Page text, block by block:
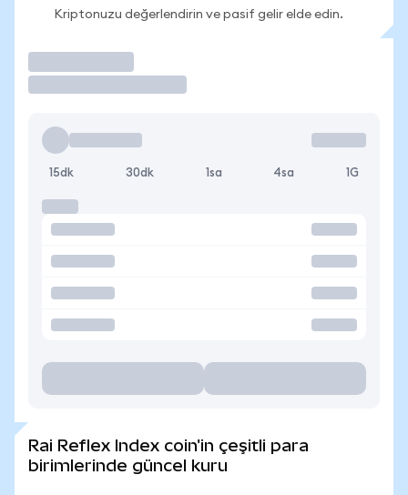
Kriptonuzu değerlendirin ve pasif gelir elde edin.
15dk 30dk 1sa 4sa 1G
Rai Reflex Index coin'in çeşitli para
birimlerinde güncel kuru